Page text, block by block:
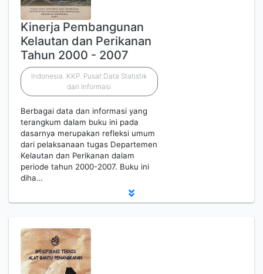
Kinerja Pembangunan
Kelautan dan Perikanan
Tahun 2000 - 2007
Indonesia. KKP. Pusat Data Statistik
dan Informasi
Berbagai data dan informasi yang
terangkum dalam buku ini pada
dasarnya merupakan refleksi umum
dari pelaksanaan tugas Departemen
Kelautan dan Perikanan dalam
periode tahun 2000-2007. Buku ini
diha…